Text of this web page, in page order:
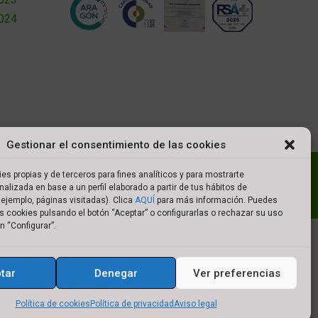
Gestionar el consentimiento de las cookies
propias y de terceros para fines analíticos y para mostrarte
en base a un perfil elaborado a partir de tus hábitos de
páginas visitadas). Clica AQUÍ para más información. Puedes
cookies pulsando el botón “Aceptar” o configurarlas o rechazar su uso
“Configurar”.
Denegar Ver preferencias
Política de cookies Política de privacidadAviso legal
Política de cookies
Política de privacidad
de compra